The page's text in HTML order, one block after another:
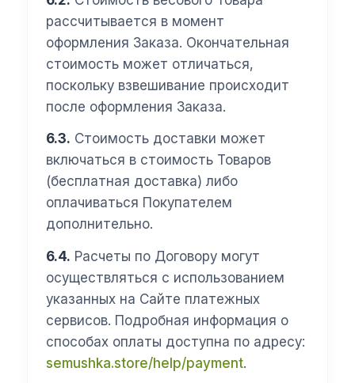
рассчитывается в момент
оформления Заказа. Окончательная
стоимость может отличаться,
поскольку взвешивание происходит
после оформления Заказа.
6.3. Стоимость доставки может
включаться в стоимость Товаров
(бесплатная доставка) либо
оплачиваться Покупателем
дополнительно.
6.4. Расчеты по Договору могут
осуществляться с использованием
указанных на Сайте платежных
сервисов. Подробная информация о
способах оплаты доступна по адресу:
semushka.store/help/payment.